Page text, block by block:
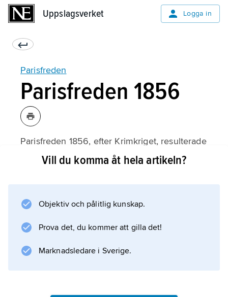
Uppslagsverket Logga in
Parisfreden
Parisfreden 1856
Parisfreden 1856, efter Krimkriget, resulterade
i flera folkrättsligt viktiga avtal. Bl.a. tvingades
Ålandsservitutet
). Förpliktelsen togs in i ett särskilt
annex till det allmänna fredsavtalet.
Vill du komma åt hela artikeln?
Objektiv och pålitlig kunskap.
Prova det, du kommer att gilla det!
Marknadsledare i Sverige.